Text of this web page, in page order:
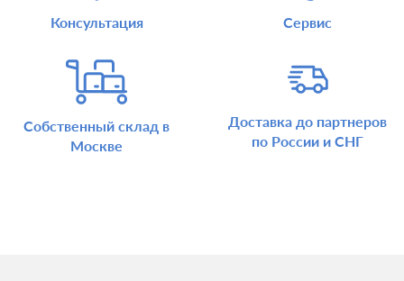
Консультация Сервис
Собственный склад в
Москве
Доставка до партнеров
по России и СНГ